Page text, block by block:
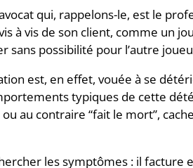
qui, rappelons-le, est le
à vis de son client, comme un
possibilité pour l’autre
est, en effet, vouée à se
typiques de cette
au contraire “fait le mort”,
les symptômes : il facture